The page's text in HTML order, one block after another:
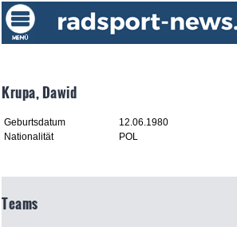
Krupa, Dawid
Geburtsdatum
12.06.1980
Nationalität
POL
Teams